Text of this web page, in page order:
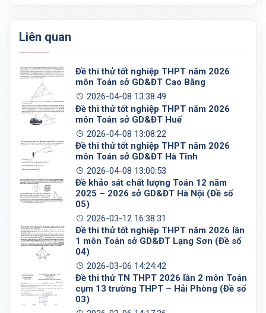
Liên quan
Đề thi thử tốt nghiệp THPT năm 2026
môn Toán sở GD&ĐT Cao Bằng
2026-04-08 13:38:49
Đề thi thử tốt nghiệp THPT năm 2026
môn Toán sở GD&ĐT Huế
2026-04-08 13:08:22
Đề thi thử tốt nghiệp THPT năm 2026
môn Toán sở GD&ĐT Hà Tĩnh
2026-04-08 13:00:53
Đề khảo sát chất lượng Toán 12 năm
2025 – 2026 sở GD&ĐT Hà Nội (Đề số
05)
2026-03-12 16:38:31
Đề thi thử tốt nghiệp THPT năm 2026 lần
1 môn Toán sở GD&ĐT Lạng Sơn (Đề số
04)
2026-03-06 14:24:42
Đề thi thử TN THPT 2026 lần 2 môn Toán
cụm 13 trường THPT – Hải Phòng (Đề số
03)